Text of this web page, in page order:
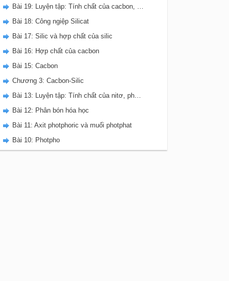
Bài 19: Luyện tập: Tính chất của cacbon, silic và các hợp chất của chúng
Bài 18: Công ngiệp Silicat
Bài 17: Silic và hợp chất của silic
Bài 16: Hợp chất của cacbon
Bài 15: Cacbon
Chương 3: Cacbon-Silic
Bài 13: Luyện tập: Tính chất của nitơ, photpho và các hợp chất của chúng
Bài 12: Phân bón hóa học
Bài 11: Axit photphoric và muối photphat
Bài 10: Photpho